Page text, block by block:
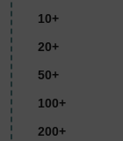
10+
20+
50+
100+
200+